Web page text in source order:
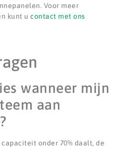
Voor meer
kunt u contact met ons
wanneer mijn
aan
onder 70% daalt, de